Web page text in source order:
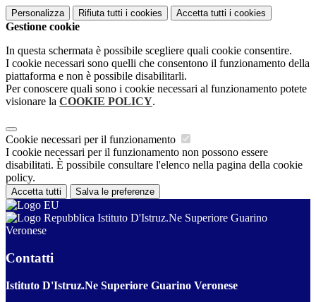
Personalizza Rifiuta tutti i cookies Accetta tutti i cookies
Gestione cookie
In questa schermata è possibile scegliere quali cookie consentire.
I cookie necessari sono quelli che consentono il funzionamento della
piattaforma e non è possibile disabilitarli.
Per conoscere quali sono i cookie necessari al funzionamento potete
visionare la COOKIE POLICY.
Cookie necessari per il funzionamento
I cookie necessari per il funzionamento non possono essere
disabilitati. È possibile consultare l'elenco nella pagina della cookie
policy.
Accetta tutti Salva le preferenze
Istituto D'Istruz.Ne Superiore Guarino
Veronese
Contatti
Istituto D'Istruz.Ne Superiore Guarino Veronese